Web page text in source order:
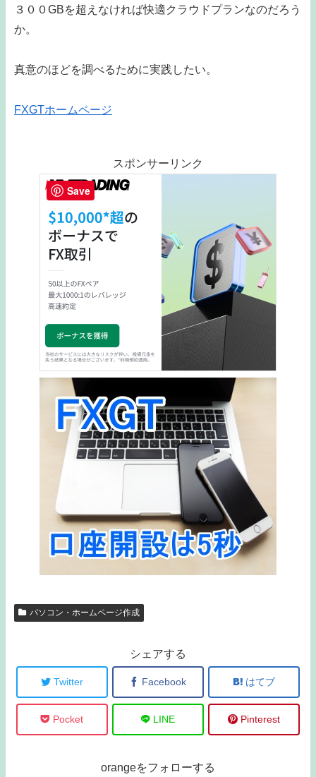
３００GBを超えなければ快適クラウドプランなのだろう
か。
真意のほどを調べるために実践したい。
FXGTホームページ
スポンサーリンク
パソコン・ホームページ作成
シェアする
Twitter Facebook はてブ
Pocket LINE Pinterest
orangeをフォローする
Save